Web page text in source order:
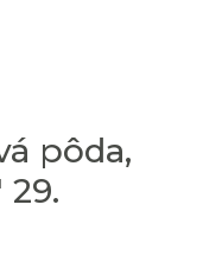
pôda,